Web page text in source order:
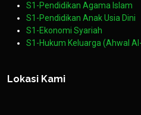
S1-Pendidikan Agama Islam
S1-Pendidikan Anak Usia Dini
S1-Ekonomi Syariah
S1-Hukum Keluarga (Ahwal
Lokasi Kami